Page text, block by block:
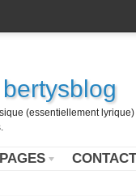
(essentiellement
PAGES CONTACT